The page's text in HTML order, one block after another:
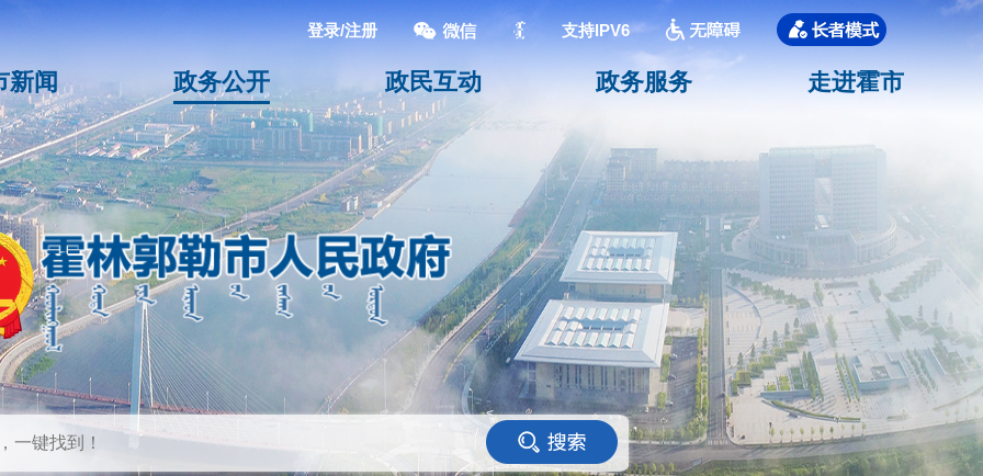
登录/注册 支持IPV6
新闻 政务公开 政民互动 政务服务 走进霍市
<